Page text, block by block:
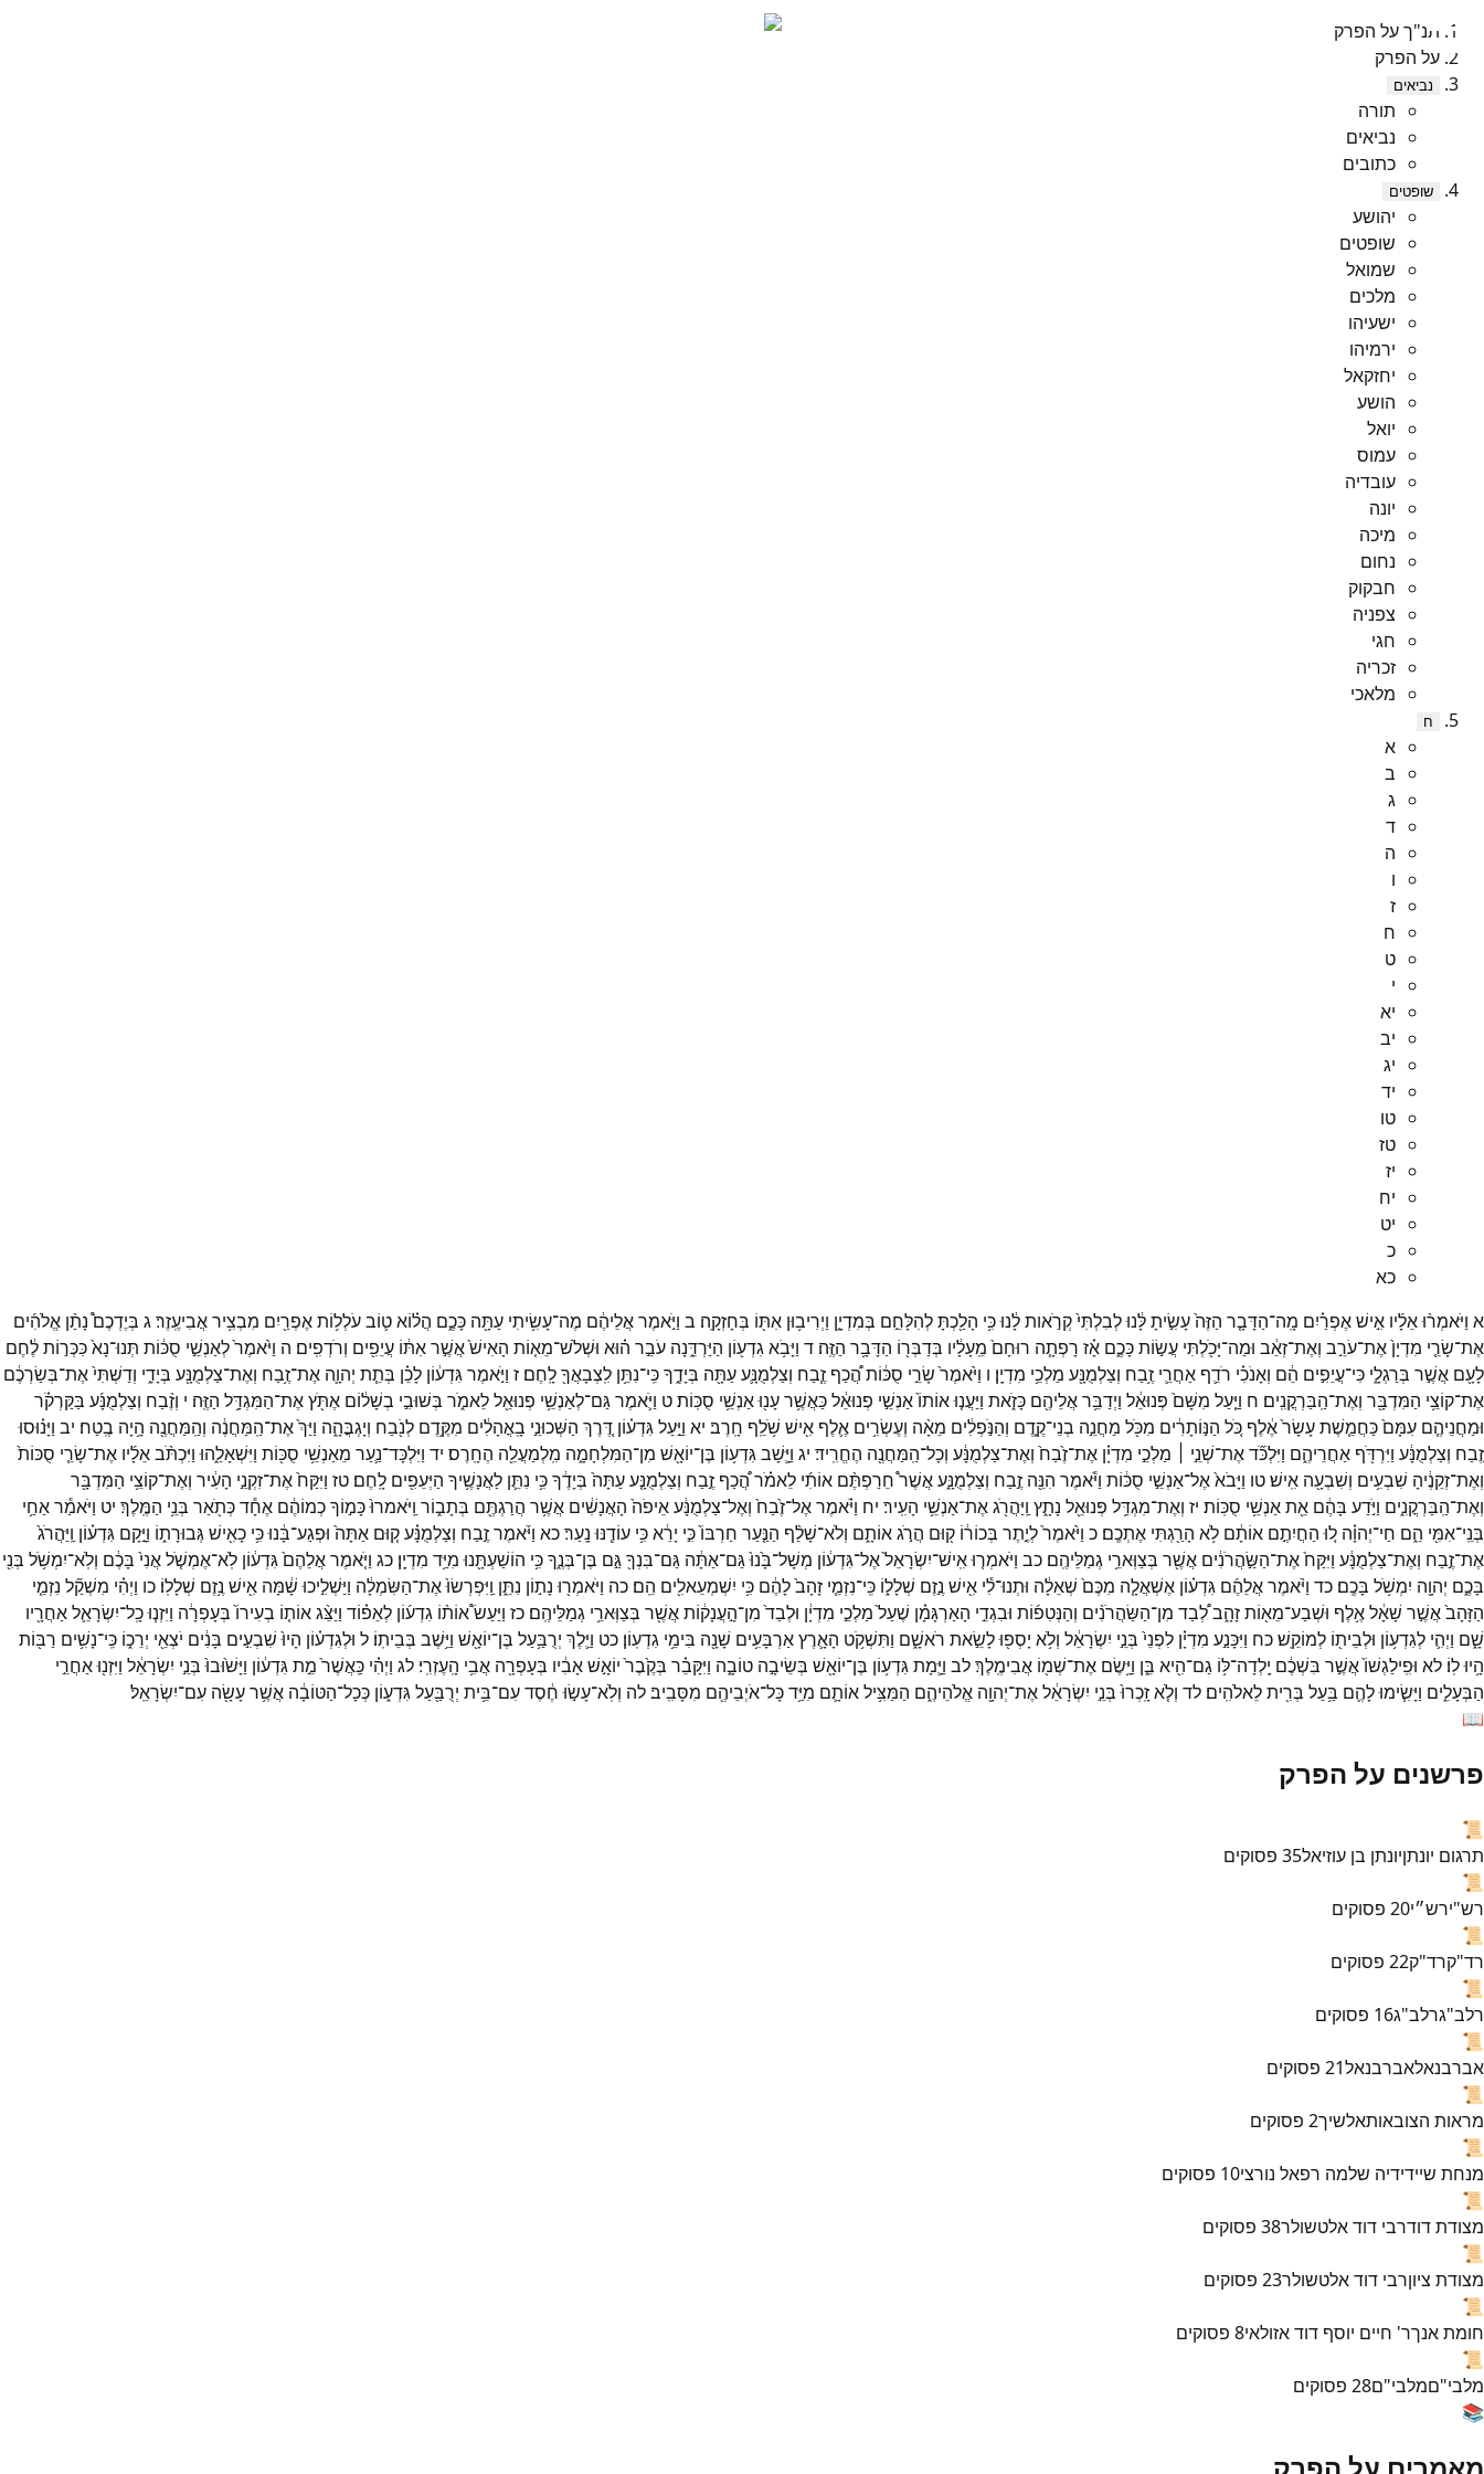
תנ"ך על הפרק
על הפרק
נביאים
תורה
נביאים
כתובים
שופטים
יהושע
שופטים
שמואל
מלכים
ישעיהו
ירמיהו
יחזקאל
הושע
יואל
עמוס
עובדיה
יונה
מיכה
נחום
חבקוק
צפניה
חגי
זכריה
מלאכי
ח
א
ב
ג
ד
ה
ו
ז
ח
ט
י
יא
יב
יג
יד
טו
טז
יז
יח
יט
כ
כא
א וַיֹּאמְר֨וּאֵלָ֜יו אִ֣ישׁאֶפְרַ֗יִם מָֽה־הַדָּבָ֤ר הַזֶּה֙עָשִׂ֣יתָלָּ֔נוּלְבִלְתִּי֙קְרֹ֣אותלָ֔נוּכִּ֥י הָלַ֖כְתָּלְהִלָּחֵ֣ם בְּמִדְיָ֑ן וַיְרִיב֥וּן אִתּ֖וֹ בְּחָזְקָֽה׃ ב וַיֹּ֣אמֶראֲלֵיהֶ֔ם מֶה־עָשִׂ֥יתִי עַתָּ֖ה כָּכֶ֑ם הֲל֗וֹאט֛וֹבעֹלְל֥וֹתאֶפְרַ֖יִם מִבְצִ֥יראֲבִיעֶֽזֶר׃ג בְּיֶדְכֶם֩ נָתַ֨ן אֱלֹהִ֜ים
אֶת־שָׂרֵ֤י מִדְיָן֙אֶת־עֹרֵ֣ב וְאֶת־זְאֵ֔ב וּמַה־יָּכֹ֖לְתִּי עֲשׂ֣וֹתכָּכֶ֑ם אָ֗ז רָפְתָ֤ה רוּחָם֙ מֵֽעָלָ֔יו בְּדַבְּר֖וֹ הַדָּבָ֥ר הַזֶּֽה׃ ד וַיָּבֹ֥אגִדְע֖וֹן הַיַּרְדֵּ֑נָה עֹבֵ֣ר ה֗וּא וּשְׁלֹשׁ־מֵא֤וֹת הָאִישׁ֙אֲשֶׁ֣ראִתּ֔וֹ עֲיֵפִ֖ים וְרֹדְפִֽים׃ ה וַיֹּ֙אמֶר֙לְאַנְשֵׁ֣י סֻכּ֔וֹת תְּנוּ־נָא֙כִּכְּר֣וֹתלֶ֔חֶם
לָעָ֖ם אֲשֶׁ֣ר בְּרַגְלָ֑י כִּי־עֲיֵפִ֣ים הֵ֔ם וְאָנֹכִ֗י רֹדֵ֛ף אַחֲרֵ֛י זֶ֥בַח וְצַלְמֻנָּ֖ע מַלְכֵ֥י מִדְיָֽן׃ ו וַיֹּ֙אמֶר֙ שָׂרֵ֣י סֻכּ֔וֹתהֲ֠כַף זֶ֧בַח וְצַלְמֻנָּ֛עעַתָּ֖ה בְּיָדֶ֑ךָכִּֽי־נִתֵּ֥ן לִֽצְבָאֲךָ֖לָֽחֶם׃ ז וַיֹּ֣אמֶרגִּדְע֔וֹן לָכֵ֗ן בְּתֵ֧ת יְהוָ֛ה אֶת־זֶ֥בַח וְאֶת־צַלְמֻנָּ֖ע בְּיָדִ֑י וְדַשְׁתִּי֙אֶת־בְּשַׂרְכֶ֔ם
אֶת־קוֹצֵ֥י הַמִּדְבָּ֖ר וְאֶת־הַֽבַּרְקֳנִֽים׃ ח וַיַּ֤עַל מִשָּׁם֙ פְּנוּאֵ֔ל וַיְדַבֵּ֥ראֲלֵיהֶ֖ם כָּזֹ֑את וַיַּעֲנ֤וּאוֹתוֹ֙אַנְשֵׁ֣י פְנוּאֵ֔לכַּאֲשֶׁ֥רעָנ֖וּאַנְשֵׁ֥י סֻכּֽוֹת׃ט וַיֹּ֛אמֶרגַּם־לְאַנְשֵׁ֥י פְנוּאֵ֖ללֵאמֹ֑ר בְּשׁוּבִ֣י בְשָׁל֔וֹם אֶתֹּ֖ץאֶת־הַמִּגְדָּ֥ל הַזֶּֽה׃ י וְזֶ֨בַח וְצַלְמֻנָּ֜ע בַּקַּרְקֹ֗ר
וּמַחֲנֵיהֶ֤ם עִמָּם֙כַּחֲמֵ֤שֶׁתעָשָׂר֙אֶ֔לֶף כֹּ֚ל הַנּ֣וֹתָרִ֔ים מִכֹּ֖ל מַחֲנֵ֣ה בְנֵי־קֶ֑דֶם וְהַנֹּ֣פְלִ֔ים מֵאָ֨ה וְעֶשְׂרִ֥ים אֶ֛לֶף אִ֖ישׁ שֹׁ֥לֵֽף חָֽרֶב׃ יא וַיַּ֣עַלגִּדְע֗וֹן דֶּ֚רֶךְ הַשְּׁכוּנֵ֣י בָֽאֳהָלִ֔ים מִקֶּ֥דֶם לְנֹ֖בַח וְיָגְבֳּהָ֑ה וַיַּךְ֙אֶת־הַֽמַּחֲנֶ֔ה וְהַֽמַּחֲנֶ֖ה הָ֥יָה בֶֽטַח׃ יב וַיָּנ֗וּסוּ
זֶ֚בַח וְצַלְמֻנָּ֔ע וַיִּרְדֹּ֖ף אַחֲרֵיהֶ֑ם וַיִּלְכֹּ֞דאֶת־שְׁנֵ֣י ׀ מַלְכֵ֣י מִדְיָ֗ן אֶת־זֶ֙בַח֙ וְאֶת־צַלְמֻנָּ֔ע וְכָל־הַֽמַּחֲנֶ֖ה הֶחֱרִֽיד׃ יג וַיָּ֛שָׁבגִּדְע֥וֹן בֶּן־יוֹאָ֖שׁ מִן־הַמִּלְחָמָ֑ה מִֽלְמַעֲלֵ֖ה הֶחָֽרֶס׃ יד וַיִּלְכָּד־נַ֛עַר מֵאַנְשֵׁ֥י סֻכּ֖וֹת וַיִּשְׁאָלֵ֑הוּ וַיִּכְתֹּ֨באֵלָ֜יו אֶת־שָׂרֵ֤י סֻכּוֹת֙
וְאֶת־זְקֵנֶ֔יהָ שִׁבְעִ֥ים וְשִׁבְעָ֖ה אִֽישׁ׃טו וַיָּבֹא֙אֶל־אַנְשֵׁ֣י סֻכּ֔וֹת וַיֹּ֕אמֶר הִנֵּ֖ה זֶ֣בַח וְצַלְמֻנָּ֑עאֲשֶׁר֩ חֵרַפְתֶּ֨ם אוֹתִ֜י לֵאמֹ֗רהֲ֠כַף זֶ֣בַח וְצַלְמֻנָּ֤עעַתָּה֙ בְּיָדֶ֔ךָכִּ֥י נִתֵּ֛ן לַאֲנָשֶׁ֥יךָ הַיְּעֵפִ֖ים לָֽחֶם׃ טז וַיִּקַּח֙אֶת־זִקְנֵ֣י הָעִ֔יר וְאֶת־קוֹצֵ֥י הַמִּדְבָּ֖ר
וְאֶת־הַֽבַּרְקֳנִ֑ים וַיֹּ֣דַע בָּהֶ֔ם אֵ֖תאַנְשֵׁ֥י סֻכּֽוֹת׃ יז וְאֶת־מִגְדַּ֥ל פְּנוּאֵ֖ל נָתָ֑ץ וַֽיַּהֲרֹ֖גאֶת־אַנְשֵׁ֥י הָעִֽיר׃ יח וַיֹּ֗אמֶראֶל־זֶ֙בַח֙ וְאֶל־צַלְמֻנָּ֔עאֵיפֹה֙ הָאֲנָשִׁ֔ים אֲשֶׁ֥ר הֲרַגְתֶּ֖ם בְּתָב֑וֹר וַֽיֹּאמרוּ֙כָּמ֣וֹךָכְמוֹהֶ֔ם אֶחָ֕דכְּתֹ֖אַר בְּנֵ֥י הַמֶּֽלֶךְ׃ יט וַיֹּאמַ֕ראַחַ֥י
בְּנֵֽי־אִמִּ֖י הֵ֑ם חַי־יְהוָ֗ה ל֚וּ הַחֲיִתֶ֣ם אוֹתָ֔ם לֹ֥א הָרַ֖גְתִּי אֶתְכֶֽם׃ כ וַיֹּ֙אמֶר֙לְיֶ֣תֶר בְּכוֹר֔וֹ ק֖וּם הֲרֹ֣גאוֹתָ֑ם וְלֹא־שָׁלַ֨ף הַנַּ֤עַר חַרְבּוֹ֙כִּ֣י יָרֵ֔אכִּ֥י עוֹדֶ֖נּוּ נָֽעַר׃כא וַיֹּ֜אמֶרזֶ֣בַח וְצַלְמֻנָּ֗עק֤וּם אַתָּה֙ וּפְגַע־בָּ֔נוּכִּ֥י כָאִ֖ישׁגְּבוּרָת֑וֹ וַיָּ֣קָם גִּדְע֗וֹן וַֽיַּהֲרֹג֙
אֶת־זֶ֣בַח וְאֶת־צַלְמֻנָּ֔ע וַיִּקַּח֙אֶת־הַשַּׂ֣הֲרֹנִ֔ים אֲשֶׁ֖ר בְּצַוְּארֵ֥י גְמַלֵּיהֶֽם׃ כב וַיֹּאמְר֤וּאִֽישׁ־יִשְׂרָאֵל֙אֶל־גִּדְע֔וֹן מְשָׁל־בָּ֙נוּ֙גַּם־אַתָּ֔ה גַּם־בִּנְךָ֖גַּ֣ם בֶּן־בְּנֶ֑ךָכִּ֥י הוֹשַׁעְתָּ֖נוּ מִיַּ֥ד מִדְיָֽן׃ כג וַיֹּ֤אמֶראֲלֵהֶם֙גִּדְע֔וֹן לֹֽא־אֶמְשֹׁ֤לאֲנִי֙ בָּכֶ֔ם וְלֹֽא־יִמְשֹׁ֥ל בְּנִ֖י
בָּכֶ֑ם יְהוָ֖ה יִמְשֹׁ֥ל בָּכֶֽם׃ כד וַיֹּ֨אמֶראֲלֵהֶ֜ם גִּדְע֗וֹן אֶשְׁאֲלָ֤ה מִכֶּם֙ שְׁאֵלָ֔ה וּתְנוּ־לִ֕י אִ֖ישׁ נֶ֣זֶם שְׁלָל֑וֹ כִּֽי־נִזְמֵ֤י זָהָב֙לָהֶ֔ם כִּ֥י יִשְׁמְעֵאלִ֖ים הֵֽם׃ כה וַיֹּאמְר֖וּ נָת֣וֹן נִתֵּ֑ן וַֽיִּפְרְשׂוּ֙אֶת־הַשִּׂמְלָ֔ה וַיַּשְׁלִ֣יכוּ שָׁ֔מָּה אִ֖ישׁ נֶ֥זֶם שְׁלָלֽוֹ׃ כו וַיְהִ֗י מִשְׁקַ֞ל נִזְמֵ֤י
הַזָּהָב֙אֲשֶׁ֣ר שָׁאָ֔לאֶ֥לֶף וּשְׁבַע־מֵא֖וֹתזָהָ֑בלְ֠בַד מִן־הַשַּׂהֲרֹנִ֨ים וְהַנְּטִפ֜וֹת וּבִגְדֵ֣י הָאַרְגָּמָ֗ן שֶׁעַל֙ מַלְכֵ֣י מִדְיָ֔ן וּלְבַד֙ מִן־הָ֣עֲנָק֔וֹתאֲשֶׁ֖ר בְּצַוְּארֵ֥י גְמַלֵּיהֶֽם׃ כז וַיַּעַשׂ֩אוֹת֨וֹ גִדְע֜וֹן לְאֵפ֗וֹד וַיַּצֵּ֨גאוֹת֤וֹ בְעִירוֹ֙ בְּעָפְרָ֔ה וַיִּזְנ֧וּכָֽל־יִשְׂרָאֵ֛לאַחֲרָ֖יו
שָׁ֑ם וַיְהִ֛י לְגִדְע֥וֹן וּלְבֵית֖וֹ לְמוֹקֵֽשׁ׃כח וַיִּכָּנַ֣ע מִדְיָ֗ן לִפְנֵי֙ בְּנֵ֣י יִשְׂרָאֵ֔ל וְלֹ֥א יָסְפ֖וּלָשֵׂ֣את רֹאשָׁ֑ם וַתִּשְׁקֹ֥ט הָאָ֛רֶץאַרְבָּעִ֥ים שָׁנָ֖ה בִּימֵ֥י גִדְעֽוֹן׃ כט וַיֵּ֛לֶךְ יְרֻבַּ֥עַל בֶּן־יוֹאָ֖שׁ וַיֵּ֥שֶׁב בְּבֵיתֽוֹ׃ ל וּלְגִדְע֗וֹן הָיוּ֙ שִׁבְעִ֣ים בָּנִ֔ים יֹצְאֵ֖י יְרֵכ֑וֹ כִּֽי־נָשִׁ֥ים רַבּ֖וֹת
הָ֥יוּלֽוֹ׃ לא וּפִֽילַגְשׁוֹ֙אֲשֶׁ֣ר בִּשְׁכֶ֔ם יָֽלְדָה־לּ֥וֹ גַם־הִ֖יא בֵּ֑ן וַיָּ֥שֶׂם אֶת־שְׁמ֖וֹ אֲבִימֶֽלֶךְ׃לב וַיָּ֛מָתגִּדְע֥וֹן בֶּן־יוֹאָ֖שׁ בְּשֵׂיבָ֣ה טוֹבָ֑ה וַיִּקָּבֵ֗ר בְּקֶ֙בֶר֙ יוֹאָ֣שׁאָבִ֔יו בְּעָפְרָ֖ה אֲבִ֥י הָֽעֶזְרִֽי׃ לג וַיְהִ֗י כַּֽאֲשֶׁר֙ מֵ֣תגִּדְע֔וֹן וַיָּשׁ֙וּבוּ֙ בְּנֵ֣י יִשְׂרָאֵ֔ל וַיִּזְנ֖וּאַחֲרֵ֣י
הַבְּעָלִ֑ים וַיָּשִׂ֧ימוּלָהֶ֛ם בַּ֥עַל בְּרִ֖יתלֵאלֹהִֽים׃ לד וְלֹ֤אזָֽכְרוּ֙ בְּנֵ֣י יִשְׂרָאֵ֔לאֶת־יְהוָ֖ה אֱלֹהֵיהֶ֑ם הַמַּצִּ֥ילאוֹתָ֛ם מִיַּ֥דכָּל־אֹיְבֵיהֶ֖ם מִסָּבִֽיב׃לה וְלֹֽא־עָשׂ֣וּ חֶ֔סֶדעִם־בֵּ֥ית יְרֻבַּ֖עַלגִּדְע֑וֹן כְּכָל־הַטּוֹבָ֔ה אֲשֶׁ֥רעָשָׂ֖ה עִם־יִשְׂרָאֵֽל׃
📖
פרשנים על הפרק
📜
תרגום יונתןיונתן בן עוזיאל35 פסוקים
📜
רש"ירש״י20 פסוקים
📜
רד"קרד"ק22 פסוקים
📜
רלב"גרלב"ג16 פסוקים
📜
אברבנאלאברבנאל21 פסוקים
📜
מראות הצובאותאלשיך2 פסוקים
📜
מנחת שיידידיה שלמה רפאל נורצי10 פסוקים
📜
מצודת דודרבי דוד אלטשולר38 פסוקים
📜
מצודת ציוןרבי דוד אלטשולר23 פסוקים
📜
חומת אנךר' חיים יוסף דוד אזולאי8 פסוקים
📜
מלבי"םמלבי"ם28 פסוקים
📚
מאמרים על הפרק